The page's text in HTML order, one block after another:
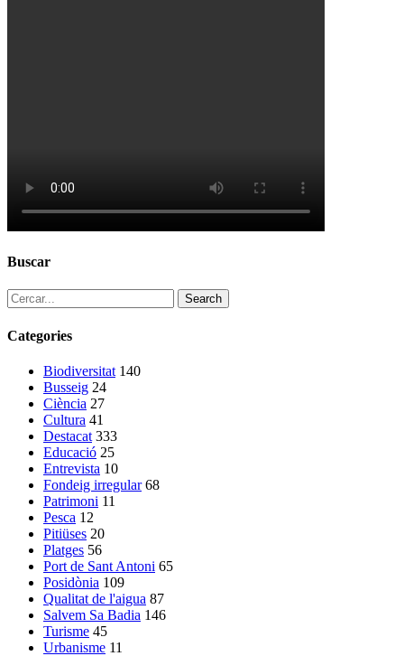
Buscar
Search
Categories
Biodiversitat 140
Busseig 24
Ciència 27
Cultura 41
Destacat 333
Educació 25
Entrevista 10
Fondeig irregular 68
Patrimoni 11
Pesca 12
Pitiüses 20
Platges 56
Port de Sant Antoni 65
Posidònia 109
Qualitat de l'aigua 87
Salvem Sa Badia 146
Turisme 45
Urbanisme 11